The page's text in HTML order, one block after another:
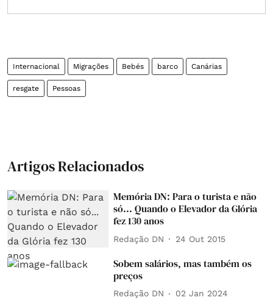
Internacional Migrações Bebés barco Canárias
resgate Pessoas
Artigos Relacionados
Memória DN: Para o turista e não
só... Quando o Elevador da Glória
fez 130 anos
Redação DN 24 Out 2015
Sobem salários, mas também os
preços
Redação DN 02 Jan 2024